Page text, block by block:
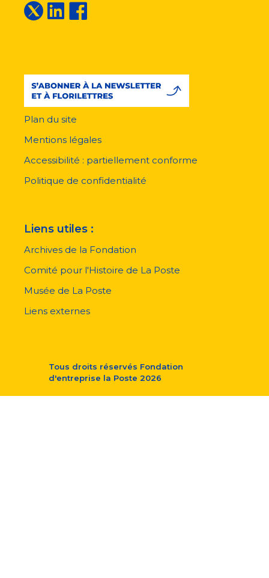
pied
page
Plan du site
Mentions légales
Accessibilité : partiellement conforme
Politique de confidentialité
Liens utiles :
Archives de la Fondation
Comité pour l'Histoire de La Poste
Musée de La Poste
Liens externes
Tous droits réservés Fondation
d'entreprise la Poste 2026